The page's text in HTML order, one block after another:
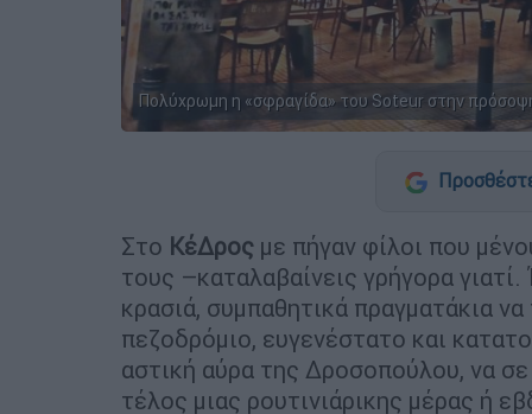
Πολύχρωμη η «σφραγίδα» του Soteur στην
Στο ΚέΔρος με πήγαν φίλοι που
τους –καταλαβαίνεις γρήγορα
κρασιά, συμπαθητικά πραγματάκια
πεζοδρόμιο, ευγενέστατο και
αστική αύρα της Δροσοπούλου, να σε
τέλος μιας ρουτινιάρικης μέρας ή